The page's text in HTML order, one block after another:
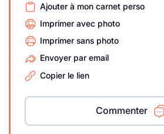
Ajouter à mon carnet perso
Imprimer avec photo
Imprimer sans photo
Envoyer par email
Copier le lien
Commenter